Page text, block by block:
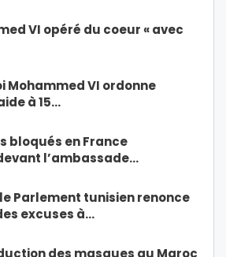
VI opéré du coeur « avec
Mohammed VI ordonne
à 15…
bloqués en France
l’ambassade…
Parlement tunisien renonce
excuses à…
des masques au Maroc